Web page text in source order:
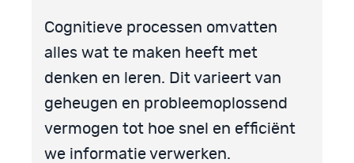
Cognitieve processen omvatten
alles wat te maken heeft met
denken en leren. Dit varieert van
geheugen en probleemoplossend
vermogen tot hoe snel en efficiënt
we informatie verwerken.